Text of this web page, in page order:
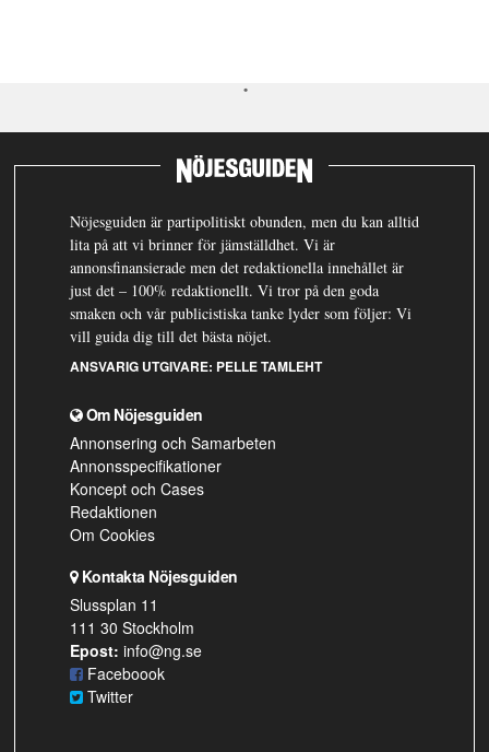
Nöjesguiden är partipolitiskt obunden, men du kan alltid
lita på att vi brinner för jämställdhet. Vi är
annonsfinansierade men det redaktionella innehållet är
just det – 100% redaktionellt. Vi tror på den goda
smaken och vår publicistiska tanke lyder som följer: Vi
vill guida dig till det bästa nöjet.
ANSVARIG UTGIVARE: PELLE TAMLEHT
Om Nöjesguiden
Annonsering och Samarbeten
Annonsspecifikationer
Koncept och Cases
Redaktionen
Om Cookies
Kontakta Nöjesguiden
Slussplan 11
111 30 Stockholm
Epost: info@ng.se
Faceboook
Twitter